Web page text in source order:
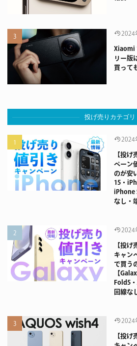
2024
Xiaomi
リー版
買って
投げ売りカテゴリ
2024
【投げ
ペーン
のが安
15・
iPhone
なし・
2024
【投げ
キャン
で買う
【
Fold5
回線な
2024
【投げ